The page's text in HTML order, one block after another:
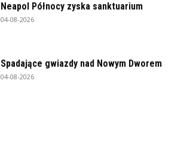
Neapol Północy zyska sanktuarium
04-08-2026
Spadające gwiazdy nad Nowym Dworem
04-08-2026